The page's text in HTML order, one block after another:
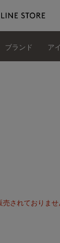
ブランド ア
されておりませ